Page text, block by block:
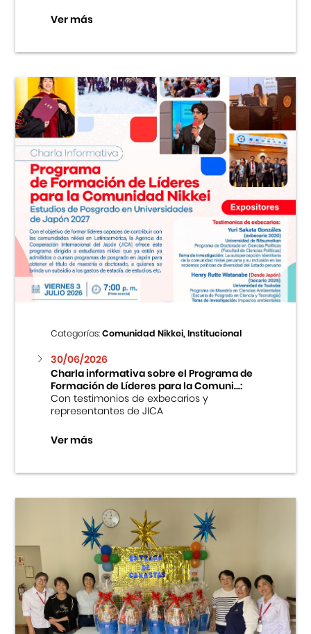
Ver más
Categorías:Comunidad Nikkei, Institucional
30/06/2026
Charla informativa sobre el Programa de
Formación de Líderes para la Comuni...:
Con testimonios de exbecarios y
representantes de JICA
Ver más